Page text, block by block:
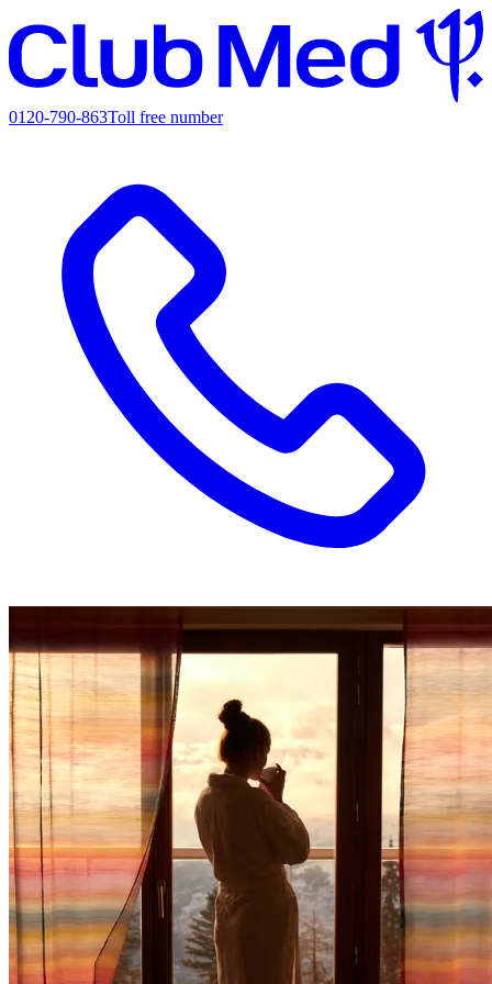
0120-790-863Toll free number